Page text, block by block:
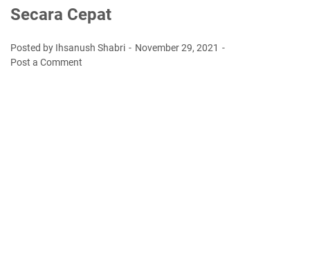
Secara Cepat
Posted by Ihsanush Shabri
November 29, 2021
Post a Comment